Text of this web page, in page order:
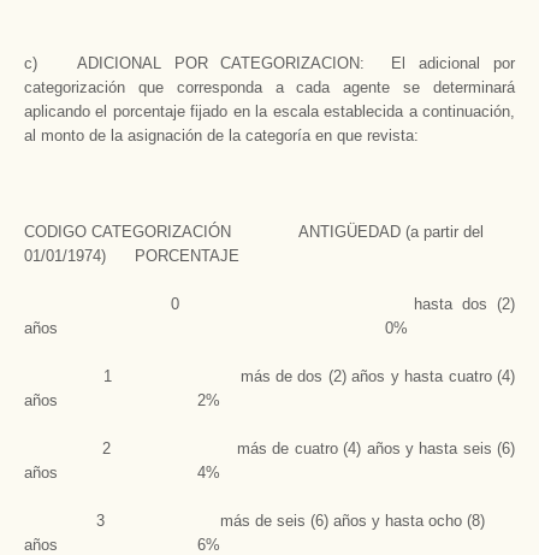
c) ADICIONAL POR CATEGORIZACION: El adicional por
categorización que corresponda a cada agente se determinará
aplicando el porcentaje fijado en la escala establecida a continuación,
al monto de la asignación de la categoría en que revista:
CODIGO CATEGORIZACIÓN ANTIGÜEDAD (a partir del
01/01/1974) PORCENTAJE
0 hasta dos (2)
años 0%
1 más de dos (2) años y hasta cuatro (4)
años 2%
2 más de cuatro (4) años y hasta seis (6)
años 4%
3 más de seis (6) años y hasta ocho (8)
años 6%